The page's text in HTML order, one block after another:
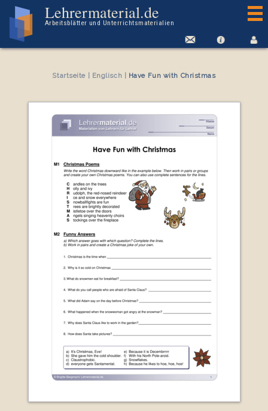
Lehrermaterial.de
Arbeitsblätter und Unterrichtsmaterialien
Startseite Englisch Have Fun with Christmas